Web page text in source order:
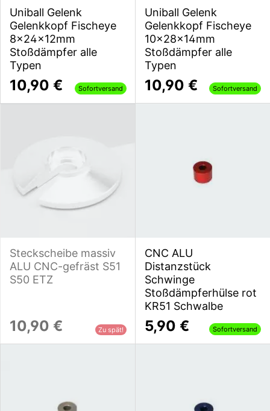
Uniball Gelenk
Gelenkkopf Fischeye
8x24x12mm
Stoßdämpfer alle
Typen
10,90 € Sofortversand
Uniball Gelenk
Gelenkkopf Fischeye
10x28x14mm
Stoßdämpfer alle
Typen
10,90 € Sofortversand
Steckscheibe massiv
ALU CNC-gefräst S51
S50 ETZ
10,90 € Zu spät!
CNC ALU
Distanzstück
Schwinge
Stoßdämpferhülse rot
KR51 Schwalbe
5,90 € Sofortversand